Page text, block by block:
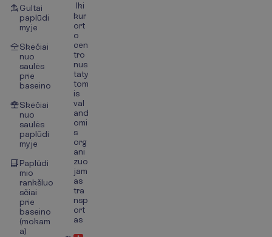
Gultai
paplūdi
myje
Skėčiai
nuo
saulės
prie
baseino
Skėčiai
nuo
saulės
paplūdi
myje
Paplūdi
mio
rankšluo
sčiai
prie
baseino
(mokam
a)
Iki
kur
ort
o
cen
tro
nus
taty
tom
is
val
and
omi
s
org
ani
zuo
jam
as
tra
nsp
ort
as